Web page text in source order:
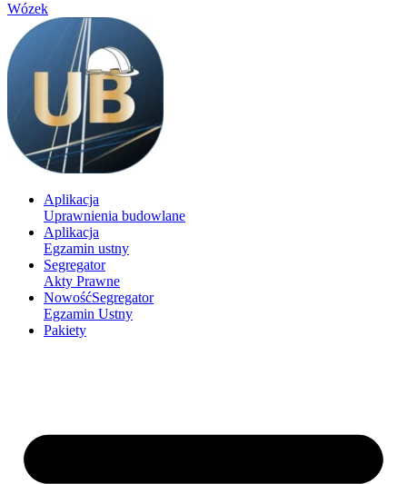
Wózek
Aplikacja
Uprawnienia budowlane
Aplikacja
Egzamin ustny
Segregator
Akty Prawne
NowośćSegregator
Egzamin Ustny
Pakiety